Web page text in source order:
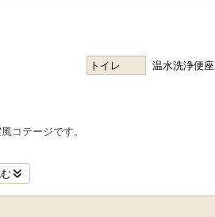
トイレ
温水洗浄便座
コテージです。
（6名利用時）。
用ください。